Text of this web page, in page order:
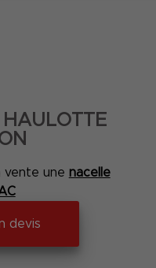
vente une nacelle
devis